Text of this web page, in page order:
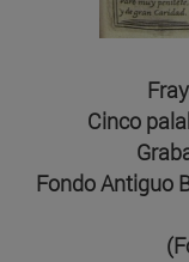
Cinco
Fondo Antiguo